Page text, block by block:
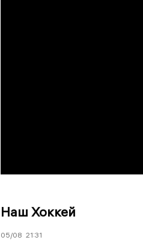
Наш Хоккей
05/08 21:31